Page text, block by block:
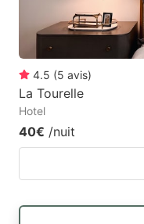
4.5 (5 avis)
La Tourelle
Hotel
40€ /nuit